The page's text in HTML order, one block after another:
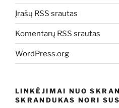
Įrašų RSS srautas
Komentarų RSS srautas
WordPress.org
LINKĖJIMAI NUO
SKRANDUKAS NORI